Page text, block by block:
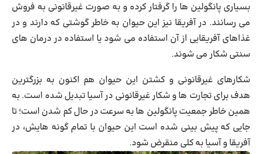
بسیاری پانگولین ها را گرفتار کرده و به صورت غیرقانونی به فروش
می رسانند. در آفریقا نیز این حیوان به خاطر گوشتی که دارند و در
غذاهای آفریقایی از آن استفاده می شود یا استفاده در درمان های
سنتی شکار می شوند.
شکارهای غیرقانونی و کشتن این حیوان هم اکنون به بزرگترین
هدف برای تجارت ها و شکار غیرقانونی در آسیا تبدیل شده است. به
همین خاطر جمعیت پانگولین ها به سرعت در حال کم شدن است؛ تا
جایی که پیش بینی شده است این حیوان با تمام گونه هایش، در
آفریقا و آسیا به کلی منقرض شود.